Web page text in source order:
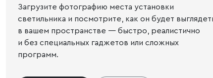
Загрузите фотографию места установки
светильника и посмотрите, как он будет
в вашем пространстве — быстро, реалистично
и без специальных гаджетов или сложных
программ.